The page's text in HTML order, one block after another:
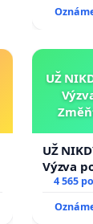
UŽ
UŽ
Výzva
4 565